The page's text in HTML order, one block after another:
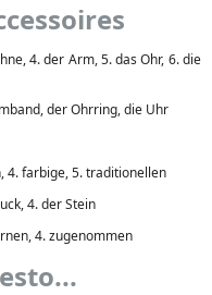
4. der Arm, 5. das Ohr, 6. die
der Ohrring, die Uhr
4. farbige, 5. traditionellen
4. der Stein
4. zugenommen